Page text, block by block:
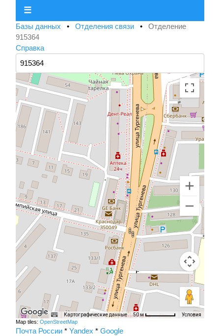
☰
Базы данных • Отделения связи • Отделение
915364
Справка
Картографические данные 50 м Условия
Map tiles: OpenStreetMap
Почта России * Yandex * Google